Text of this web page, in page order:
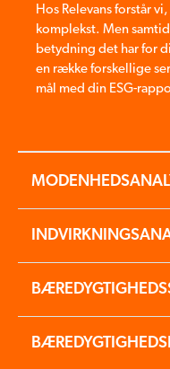
Hos Relevans forstår
komplekst. Men
betydning det har for
en række forskellige
mål med din ESG-